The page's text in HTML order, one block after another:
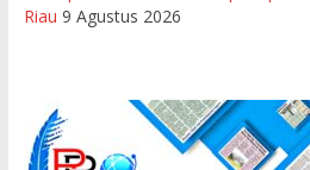
Riau 9 Agustus 2026